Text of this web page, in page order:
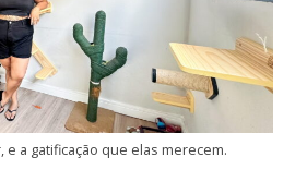
e a gatificação que elas merecem.